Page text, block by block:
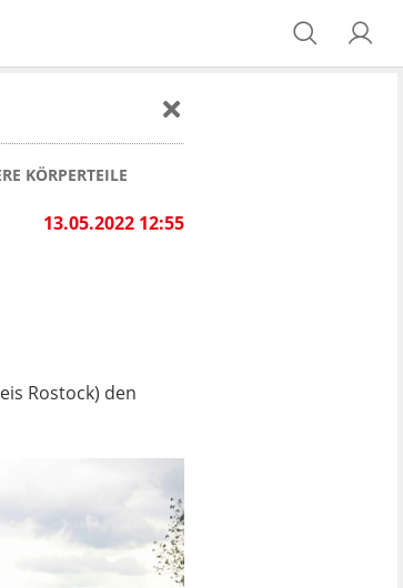
KÖRPERTEILE
13.05.2022 12:55
Rostock) den